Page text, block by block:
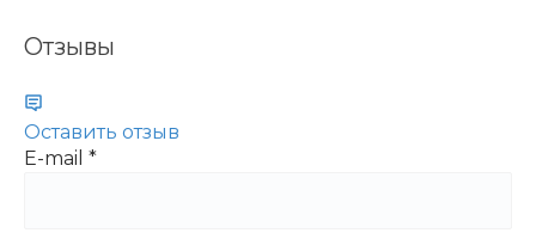
Отзывы
Оставить отзыв
E-mail *